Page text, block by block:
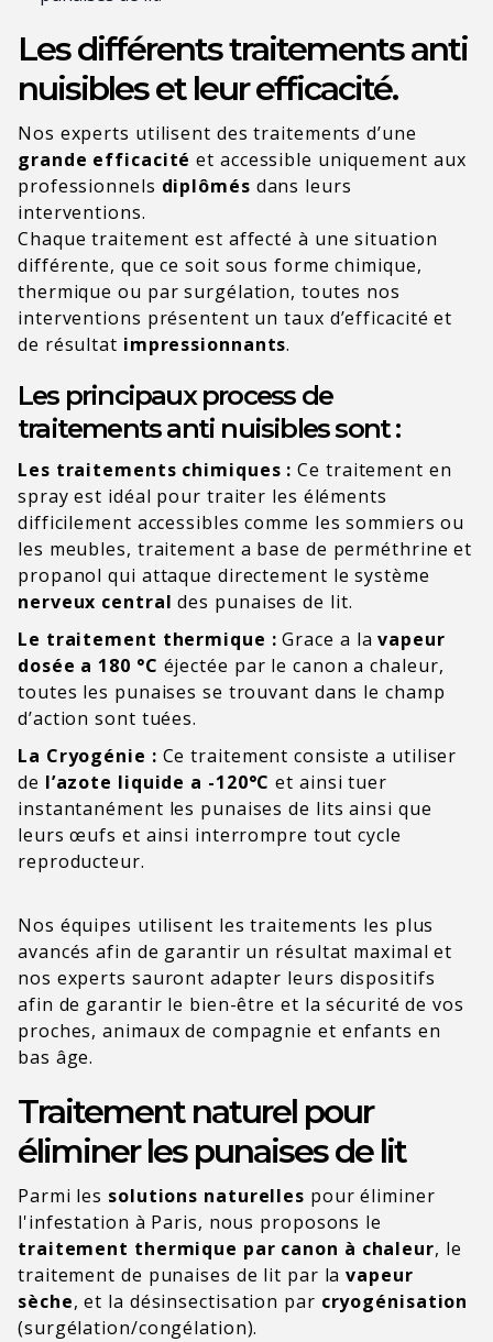
Les différents traitements anti
nuisibles et leur efficacité.
Nos experts utilisent des traitements d’une
grande efficacité et accessible uniquement aux
professionnels diplômés dans leurs
interventions.
Chaque traitement est affecté à une situation
différente, que ce soit sous forme chimique,
thermique ou par surgélation, toutes nos
interventions présentent un taux d’efficacité et
de résultat impressionnants.
Les principaux process de
traitements anti nuisibles sont :
Les traitements chimiques : Ce traitement en
spray est idéal pour traiter les éléments
difficilement accessibles comme les sommiers ou
les meubles, traitement a base de perméthrine et
propanol qui attaque directement le système
nerveux centraldes punaises de lit.
Le traitement thermique : Grace a lavapeur
dosée a 180 °C éjectée par le canon a chaleur,
toutes les punaises se trouvant dans le champ
d’action sont tuées.
La Cryogénie : Ce traitement consiste a utiliser
de l’azote liquide a -120°C et ainsi tuer
instantanément les punaises de lits ainsi que
leurs œufs et ainsi interrompre tout cycle
reproducteur.
Nos équipes utilisent les traitements les plus
avancés afin de garantir un résultat maximal et
nos experts sauront adapter leurs dispositifs
afin de garantir le bien-être et la sécurité de vos
proches, animaux de compagnie et enfants en
bas âge.
Traitement naturel pour
éliminer les punaises de lit
Parmi les solutions naturelles pour éliminer
l'infestation à Paris, nous proposons le
traitement thermique par canon à chaleur, le
traitement de punaises de lit par lavapeur
sèche, et la désinsectisation par cryogénisation
(surgélation/congélation).